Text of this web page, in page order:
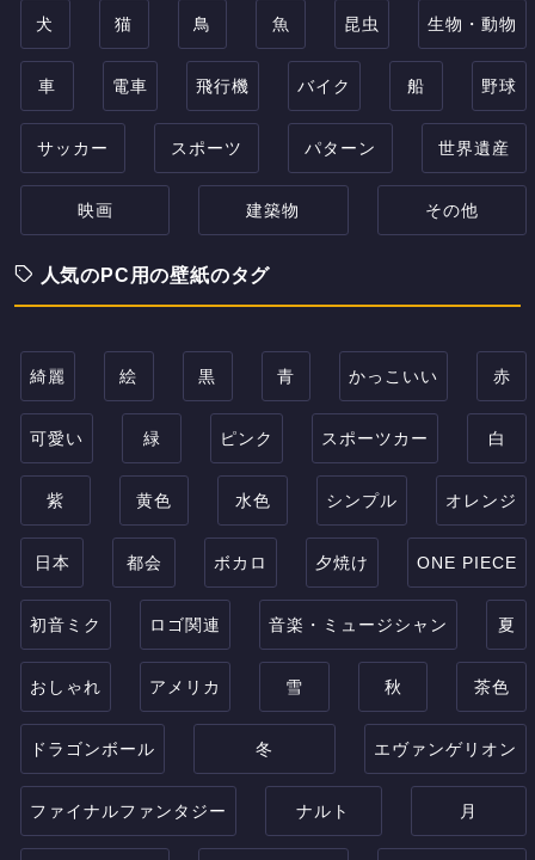
犬 猫 鳥 魚 昆虫 生物・動物
車 電車 飛行機 バイク 船 野球
サッカー スポーツ パターン 世界遺産
映画 建築物 その他
人気のPC用の壁紙のタグ
綺麗 絵 黒 青 かっこいい 赤
可愛い 緑 ピンク スポーツカー 白
紫 黄色 水色 シンプル オレンジ
日本 都会 ボカロ 夕焼け ONE PIECE
初音ミク ロゴ関連 音楽・ミュージシャン 夏
おしゃれ アメリカ 雪 秋 茶色
ドラゴンボール 冬 エヴァンゲリオン
ファイナルファンタジー ナルト 月